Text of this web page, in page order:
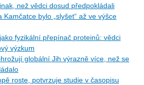
než vědci dosud předpokládali
bylo „slyšet“ až ve výšce
fyzikální přepínač proteinů: vědci
výzkum
globální Jih výrazně více, než se
roste, potvrzuje studie v časopisu